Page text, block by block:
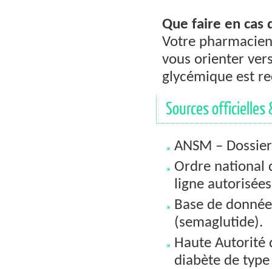
Que faire en cas
Votre
vous orienter
glycémique est
Sources officielles
ANSM –
Ordre national
ligne
Base de
(semaglutide).
Haute Autorité
diabète de